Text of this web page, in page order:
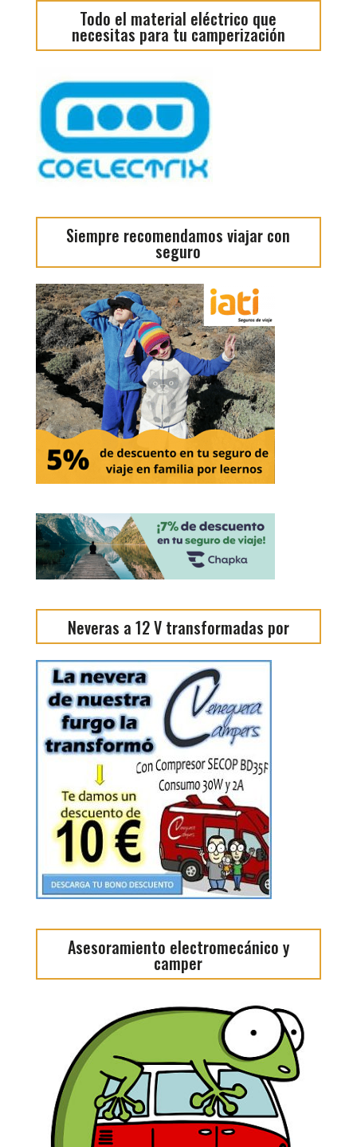
Todo el material eléctrico que
necesitas para tu camperización
Siempre recomendamos viajar con
seguro
Neveras a 12 V transformadas por
Asesoramiento electromecánico y
camper